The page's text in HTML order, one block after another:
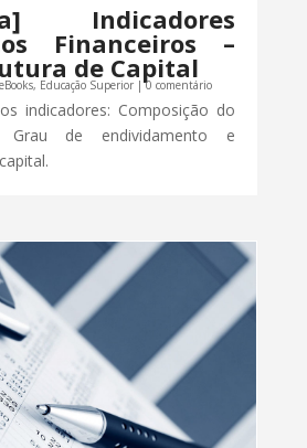
Indicadores
Financeiros –
de Capital
eBooks, Educação Superior| 0 comentário
indicadores: Composição do
Grau de endividamento e